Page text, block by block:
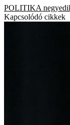
POLITIKA
Kapcsolódó cikkek